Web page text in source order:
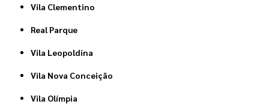
Vila Clementino
Real Parque
Vila Leopoldina
Vila Nova Conceição
Vila Olímpia